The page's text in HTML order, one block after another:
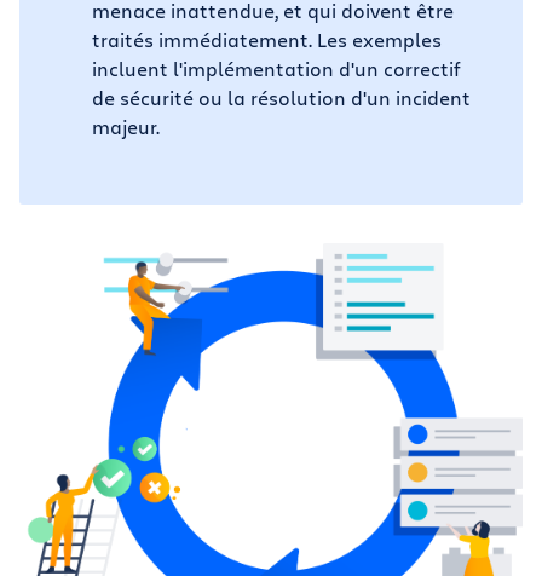
menace inattendue, et qui doivent être
traités immédiatement. Les exemples
incluent l'implémentation d'un correctif
de sécurité ou la résolution d'un incident
majeur.